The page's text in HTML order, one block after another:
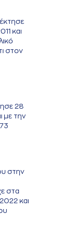
και
στον
28
με την
στην
στα
και